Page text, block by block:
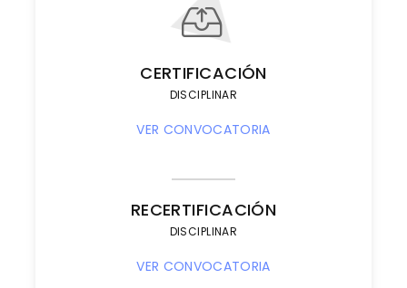
CERTIFICACIÓN
DISCIPLINAR
VER CONVOCATORIA
RECERTIFICACIÓN
DISCIPLINAR
VER CONVOCATORIA